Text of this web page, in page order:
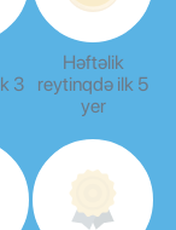
3
Həftəlik
reytinqdə ilk 5
yer